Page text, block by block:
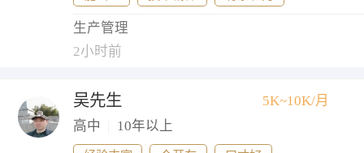
生产管理
2小时前
吴先生
5K~10K/月
高中
10年以上